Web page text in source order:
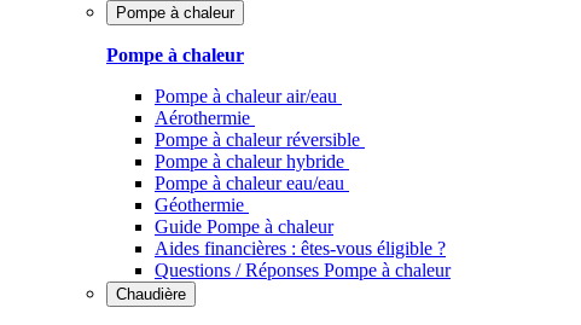
Pompe à chaleur
Pompe à chaleur
Pompe à chaleur air/eau
Aérothermie
Pompe à chaleur réversible
Pompe à chaleur hybride
Pompe à chaleur​ eau/eau
Géothermie
Guide Pompe à chaleur
Aides financières : êtes-vous éligible ?
Questions / Réponses Pompe à chaleur
Chaudière